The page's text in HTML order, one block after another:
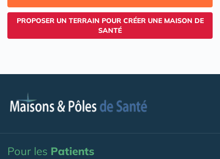
PROPOSER UN TERRAIN POUR CRÉER UNE MAISON DE
SANTÉ
Pour les Patients